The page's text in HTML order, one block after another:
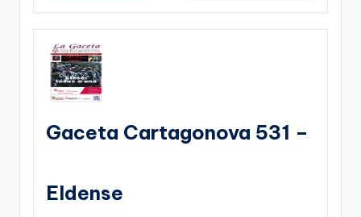
Gaceta Cartagonova 531 –
Eldense